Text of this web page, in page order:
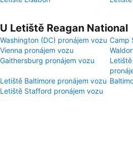
U Letiště Reagan National
Washington (DC) pronájem vozu Camp
Vienna pronájem vozu
Gaithersburg pronájem vozu
Letiště Baltimore pronájem vozu
Letiště Stafford pronájem vozu